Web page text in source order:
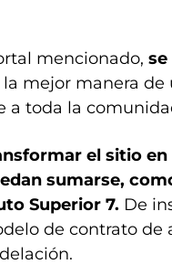
mencionado,
mejor manera de
a toda la
el sitio en
sumarse,
Superior 7. De
de contrato de